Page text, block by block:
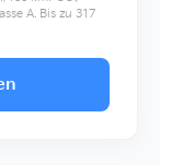
A. Bis zu 317